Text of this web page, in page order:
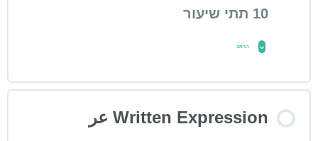
10 תתי שיעור
הרחב
שיעור תוכן
0% הושלם Written Expression عر